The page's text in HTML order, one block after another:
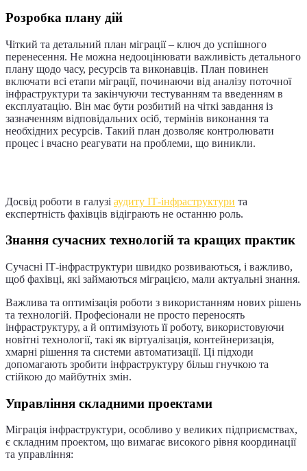
Розробка плану дій
Чіткий та детальний план міграції – ключ до успішного
перенесення. Не можна недооцінювати важливість детального
плану щодо часу, ресурсів та виконавців. План повинен
включати всі етапи міграції, починаючи від аналізу поточної
інфраструктури та закінчуючи тестуванням та введенням в
експлуатацію. Він має бути розбитий на чіткі завдання із
зазначенням відповідальних осіб, термінів виконання та
необхідних ресурсів. Такий план дозволяє контролювати
процес і вчасно реагувати на проблеми, що виникли.
Досвід роботи в галузі аудиту ІТ-інфраструктури та
експертність фахівців відіграють не останню роль.
Знання сучасних технологій та кращих практик
Сучасні ІТ-інфраструктури швидко розвиваються, і важливо,
щоб фахівці, які займаються міграцією, мали актуальні знання.
Важлива та оптимізація роботи з використанням нових рішень
та технологій. Професіонали не просто переносять
інфраструктуру, а й оптимізують її роботу, використовуючи
новітні технології, такі як віртуалізація, контейнеризація,
хмарні рішення та системи автоматизації. Ці підходи
допомагають зробити інфраструктуру більш гнучкою та
стійкою до майбутніх змін.
Управління складними проектами
Міграція інфраструктури, особливо у великих підприємствах,
є складним проектом, що вимагає високого рівня координації
та управління: